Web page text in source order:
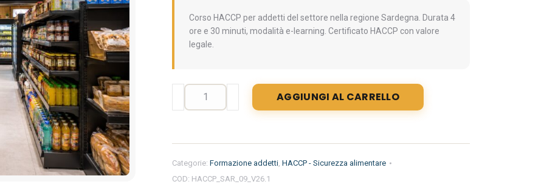
Corso HACCP per addetti del settore nella regione Sardegna. Durata 4
ore e 30 minuti, modalità e-learning. Certificato HACCP con valore
legale.
Formazione
del
alimentare
nella
AGGIUNGI AL CARRELLO
Categorie: Formazione addetti, HACCP - Sicurezza alimentare
COD: HACCP_SAR_09_V26.1